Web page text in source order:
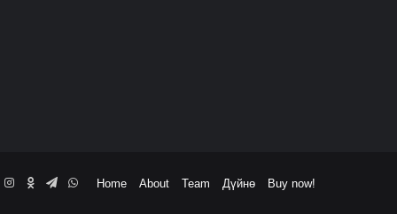
Home About Team Дүйнө Buy now!
Instagram
Odnoklassniki
Telegram
WhatsApp